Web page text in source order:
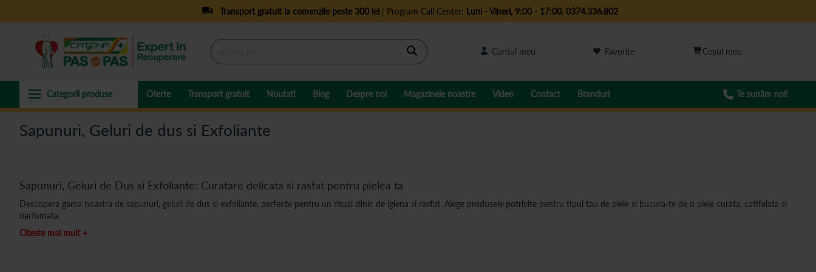
Transport gratuit la comenzile peste 300 lei| Program Call Center: Luni - Vineri, 9:00 - 17:00, 0374.336.802
Cautare Contul meu Favorite
Oferte Transport gratuit Noutati Blog Despre noi Magazinele noastre Video Contact Branduri Te sunăm noi!
Sapunuri, Geluri de dus si Exfoliante
Sapunuri, Geluri de Dus si Exfoliante: Curatare delicata si rasfat pentru pielea ta
Descopera gama noastra de sapunuri, geluri de dus si exfoliante, perfecte pentru un ritual zilnic de igiena si rasfat. Alege produsele potrivite pentru tipul tau de piele si bucura-te de o piele curata, catifelata si
parfumata.
Citeste mai mult +